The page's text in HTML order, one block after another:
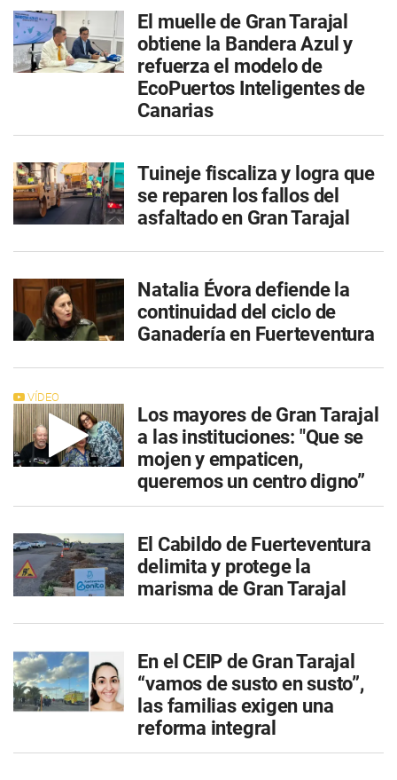
El muelle de Gran Tarajal
obtiene la Bandera Azul y
refuerza el modelo de
EcoPuertos Inteligentes de
Canarias
Tuineje fiscaliza y logra que
se reparen los fallos del
asfaltado en Gran Tarajal
Natalia Évora defiende la
continuidad del ciclo de
Ganadería en Fuerteventura
VÍDEO
Los mayores de Gran Tarajal
a las instituciones: "Que se
mojen y empaticen,
queremos un centro digno”
El Cabildo de Fuerteventura
delimita y protege la
marisma de Gran Tarajal
En el CEIP de Gran Tarajal
“vamos de susto en susto”,
las familias exigen una
reforma integral